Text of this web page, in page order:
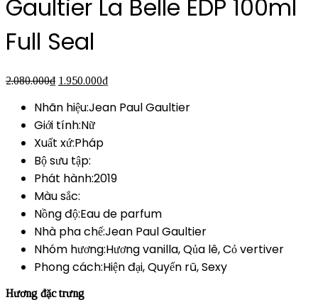
Gaultier La Belle EDP 100ml
Full Seal
2.080.000₫ 1.950.000₫
Nhãn hiệu:Jean Paul Gaultier
Giới tính:Nữ
Xuất xứ:Pháp
Bộ sưu tập:
Phát hành:2019
Màu sắc:
Nồng độ:Eau de parfum
Nhà pha chế:Jean Paul Gaultier
Nhóm hương:Hương vanilla, Qủa lê, Cỏ vertiver
Phong cách:Hiện đại, Quyến rũ, Sexy
Hương đặc trưng